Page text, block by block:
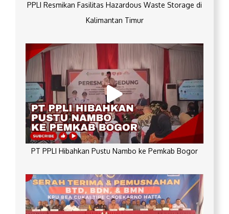
PPLI Resmikan Fasilitas Hazardous Waste Storage di
Kalimantan Timur
PT PPLI Hibahkan Pustu Nambo ke Pemkab Bogor